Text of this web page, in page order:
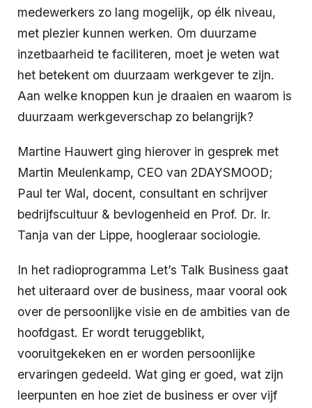
medewerkers zo lang mogelijk, op élk niveau,
met plezier kunnen werken. Om duurzame
inzetbaarheid te faciliteren, moet je weten wat
het betekent om duurzaam werkgever te zijn.
Aan welke knoppen kun je draaien en waarom is
duurzaam werkgeverschap zo belangrijk?
Martine Hauwert ging hierover in gesprek met
Martin Meulenkamp, CEO van 2DAYSMOOD;
Paul ter Wal, docent, consultant en schrijver
bedrijfscultuur & bevlogenheid en Prof. Dr. Ir.
Tanja van der Lippe, hoogleraar sociologie.
In het radioprogramma Let’s Talk Business gaat
het uiteraard over de business, maar vooral ook
over de persoonlijke visie en de ambities van de
hoofdgast. Er wordt teruggeblikt,
vooruitgekeken en er worden persoonlijke
ervaringen gedeeld. Wat ging er goed, wat zijn
leerpunten en hoe ziet de business er over vijf